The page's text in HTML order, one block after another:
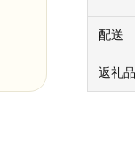
配送
返礼